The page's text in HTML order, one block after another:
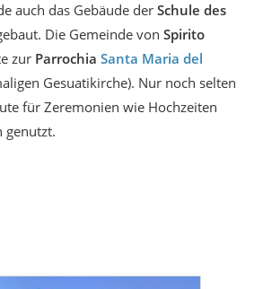
auch das Gebäude der Schule des
Die Gemeinde von Spirito
zur Parrochia Santa Maria del
Gesuatikirche). Nur noch selten
für Zeremonien wie Hochzeiten
genutzt.